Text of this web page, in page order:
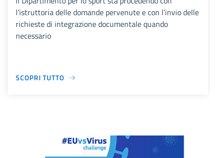
l’istruttoria delle domande pervenute e con l’invio delle
richieste di integrazione documentale quando
necessario
SCOPRI TUTTO